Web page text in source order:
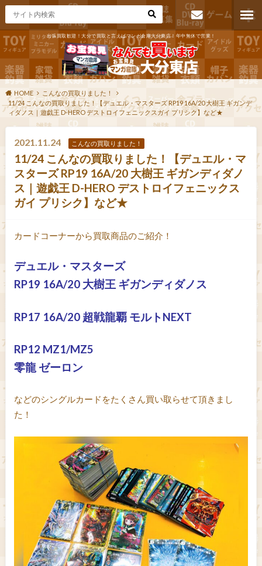
出張買取歓迎！大分で買取と言えばマンガ倉庫大分東店！年中無休で営業！
お問い合わ
せ
HOME
こんなの買取りました！
11/24 こんなの買取りました！【デュエル・マスターズ RP19 16A/20 大樹王 ギガンデ
ィダノス｜遊戯王 D-HERO デストロイフェニックスガイ プリシク】など★
2021.11.24 こんなの買取りました！
11/24 こんなの買取りました！【デュエル・マ
スターズ RP19 16A/20 大樹王 ギガンディダノ
ス｜遊戯王 D-HERO デストロイフェニックス
ガイ プリシク】など★
カードコーナーから買取商品のご紹介！
デュエル・マスターズ
RP19 16A/20 大樹王 ギガンディダノス
RP17 16A/20 超戦龍覇 モルトNEXT
RP12 MZ1/MZ5
零龍 ゼーロン
などのシングルカードをたくさん買い取らせて頂きまし
た！